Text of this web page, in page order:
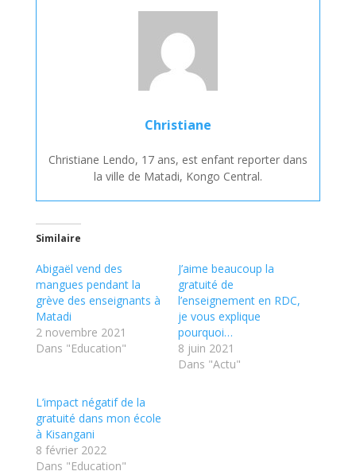
Christiane
Christiane Lendo, 17 ans, est enfant reporter dans
la ville de Matadi, Kongo Central.
Similaire
Abigaël vend des
mangues pendant la
grève des enseignants à
Matadi
2 novembre 2021
Dans "Education"
J’aime beaucoup la
gratuité de
l’enseignement en RDC,
je vous explique
pourquoi…
8 juin 2021
Dans "Actu"
L’impact négatif de la
gratuité dans mon école
à Kisangani
8 février 2022
Dans "Education"